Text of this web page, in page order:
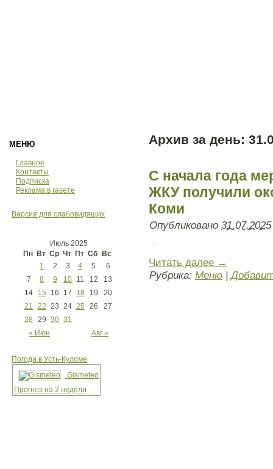
МЕНЮ
Главное
Контакты
Подписка
Реклама в газете
Версия для слабовидящих
Июль 2025
Пн Вт Ср Чт Пт Сб Вс
« Июн Авг »
1 2 3 4 5
6
7
8 9 10 11 12
13
14
15 16 17 18 19
20
21
22 23 24 25 26
27
28 29 30 31
Погода в Усть-Куломе
Gismeteo
Прогноз на 2 недели
Архив за день:
С начала года
ЖКУ получили
Коми
Опубликовано 31.07.2025
Читать далее →
Рубрика: Меню |